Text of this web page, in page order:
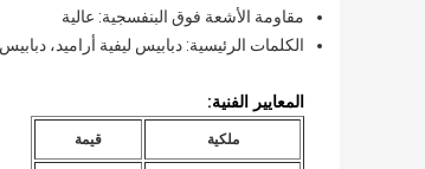
مقاومة الأشعة فوق البنفسجية: عالية
الكلمات الرئيسية: دبابيس ليفية أراميد،
المعايير الفنية:
ملكية قيمة